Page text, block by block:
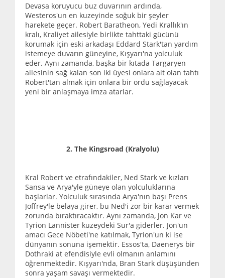
Devasa koruyucu buz duvarının ardında,
Westeros'un en kuzeyinde soğuk bir şeyler
harekete geçer. Robert Baratheon, Yedi Krallık'ın
kralı, Kraliyet ailesiyle birlikte tahttaki gücünü
korumak için eski arkadaşı Eddard Stark'tan yardım
istemeye duvarın güneyine, Kışyarı'na yolculuk
eder. Aynı zamanda, başka bir kıtada Targaryen
ailesinin sağ kalan son iki üyesi onlara ait olan tahtı
Robert'tan almak için onlara bir ordu sağlayacak
yeni bir anlaşmaya imza atarlar.
2. The Kingsroad (Kralyolu)
Kral Robert ve etrafındakiler, Ned Stark ve kızları
Sansa ve Arya'yle güneye olan yolculuklarına
başlarlar. Yolculuk sırasında Arya'nın başı Prens
Joffrey'le belaya girer, bu Ned'i zor bir karar vermek
zorunda bıraktıracaktır. Aynı zamanda, Jon Kar ve
Tyrion Lannister kuzeydeki Sur'a giderler. Jon'un
amacı Gece Nöbeti'ne katılmak, Tyrion'un ki ise
dünyanın sonuna işemektir. Essos'ta, Daenerys bir
Dothraki at efendisiyle evli olmanın anlamını
öğrenmektedir. Kışyarı'nda, Bran Stark düşüşünden
sonra yaşam savaşı vermektedir.